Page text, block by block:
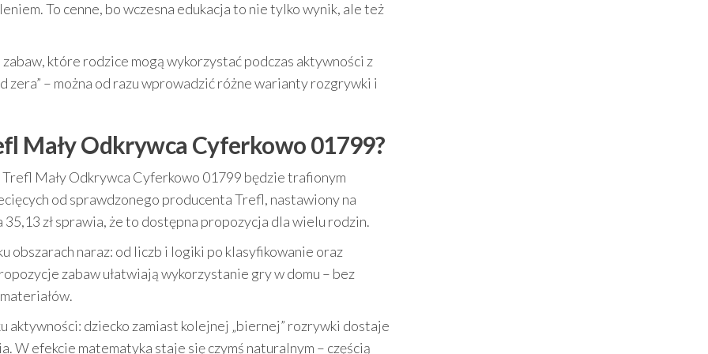
To cenne, bo wczesna edukacja to nie tylko wynik, ale też
które rodzice mogą wykorzystać podczas aktywności z
zera” – można od razu wprowadzić różne warianty rozgrywki i
Mały Odkrywca Cyferkowo 01799?
Trefl Mały Odkrywca Cyferkowo 01799 będzie trafionym
od sprawdzonego producenta Trefl, nastawiony na
zł sprawia, że to dostępna propozycja dla wielu rodzin.
obszarach naraz: od liczb i logiki po klasyfikowanie oraz
zabaw ułatwiają wykorzystanie gry w domu – bez
aktywności: dziecko zamiast kolejnej „biernej” rozrywki dostaje
W efekcie matematyka staje się czymś naturalnym – częścią